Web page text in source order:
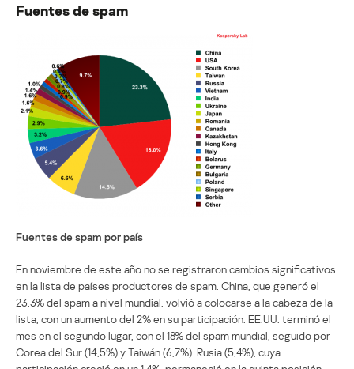
Fuentes de spam
Fuentes de spam por país
En noviembre de este año no se registraron cambios significativos
en la lista de países productores de spam. China, que generó el
23,3% del spam a nivel mundial, volvió a colocarse a la cabeza de la
lista, con un aumento del 2% en su participación. EE.UU. terminó el
mes en el segundo lugar, con el 18% del spam mundial, seguido por
Corea del Sur (14,5%) y Taiwán (6,7%). Rusia (5,4%), cuya